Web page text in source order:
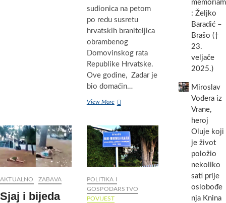
sudionica na petom
po redu susretu
hrvatskih braniteljica
obrambenog
Domovinskog rata
Republike Hrvatske.
Ove godine, Zadar je
bio domaćin…
View MoreU
Biogradu
na
Moru
na
6.
hrvatskih
braniteljica
AKTUALNO ZABAVA
Sjaj i bijeda
POLITIKA I
GOSPODARSTVO
POVIJEST
memoriam
: Željko
Baradić –
Brašo (†
23.
veljače
2025.)
Miroslav
Vođera iz
Vrane,
heroj
Oluje koji
je život
položio
nekoliko
sati prije
oslobođe
nja Knina